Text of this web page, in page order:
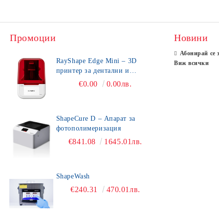
Промоции
RayShape Edge Mini – 3D
принтер за дентални и
зъботехнически приложения
€0.00 0.00лв.
ShapeCure D – Апарат за
фотополимеризация
€841.08 1645.01лв.
ShapeWash
€240.31 470.01лв.
Новини
Абонирай се
Виж всички